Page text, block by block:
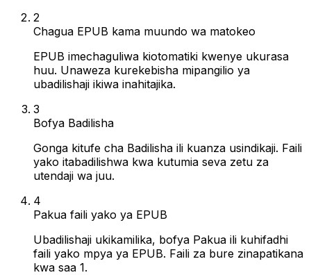
2
Chagua EPUB kama muundo wa matokeo
EPUB imechaguliwa kiotomatiki kwenye ukurasa
huu. Unaweza kurekebisha mipangilio ya
ubadilishaji ikiwa inahitajika.
3
Bofya Badilisha
Gonga kitufe cha Badilisha ili kuanza usindikaji. Faili
yako itabadilishwa kwa kutumia seva zetu za
utendaji wa juu.
4
Pakua faili yako ya EPUB
Ubadilishaji ukikamilika, bofya Pakua ili kuhifadhi
faili yako mpya ya EPUB. Faili za bure zinapatikana
kwa saa 1.